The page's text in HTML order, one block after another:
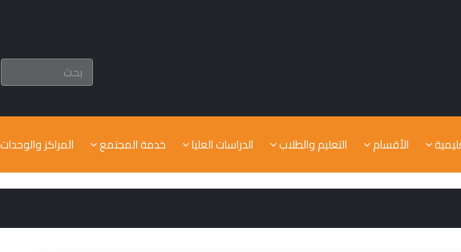
الأقسام التعليم والطلاب الدراسات العليا خدمة المجتمع المراكز والوحدات